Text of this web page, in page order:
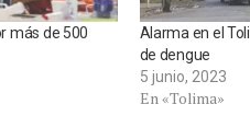
más de 500
Alarma en el
de dengue
5 junio, 2023
En «Tolima»